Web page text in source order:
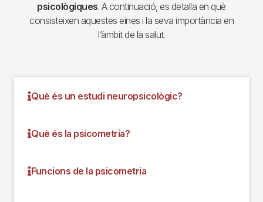
psicològiques. A continuació, es detalla en què
consisteixen aquestes eines i la seva importància en
l’àmbit de la salut.
Què és un estudi neuropsicològic?
Què és la psicometria?
Funcions de la psicometria